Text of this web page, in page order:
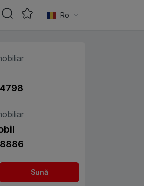
Sună
Ro